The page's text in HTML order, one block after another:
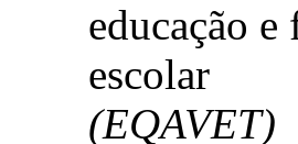
educação e
escolar
(EQAVET)